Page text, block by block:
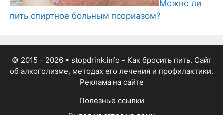
Можно ли
пить спиртное больным псориазом?
© 2015 - 2026• stopdrink.info - Как бросить пить. Сайт
об алкоголизме, методах его лечения и профилактики.
Реклама на сайте
Полезные ссылки